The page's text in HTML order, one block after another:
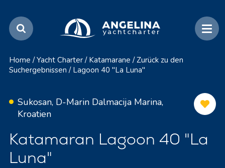
Home / Yacht Charter / Katamarane / Zurück zu den
Suchergebnissen / Lagoon 40 "La Luna"
Sukosan, D-Marin Dalmacija Marina,
Kroatien
Katamaran Lagoon 40 "La
Luna"